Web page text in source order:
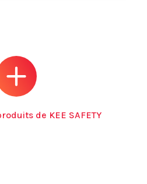
de KEE SAFETY